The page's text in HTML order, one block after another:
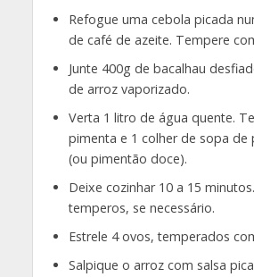
Refogue uma cebola picada
de café de azeite. Tempere
Junte 400g de bacalhau
de arroz vaporizado.
Verta 1 litro de água quente.
pimenta e 1 colher de sopa de
(ou pimentão doce).
Deixe cozinhar 10 a 15
temperos, se necessário.
Estrele 4 ovos, temperados
Salpique o arroz com salsa